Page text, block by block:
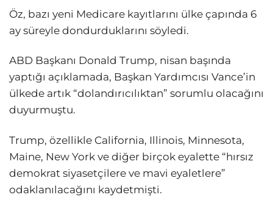
Öz, bazı yeni Medicare kayıtlarını ülke çapında 6
ay süreyle dondurduklarını söyledi.
ABD Başkanı Donald Trump, nisan başında
yaptığı açıklamada, Başkan Yardımcısı Vance’in
ülkede artık “dolandırıcılıktan” sorumlu olacağını
duyurmuştu.
Trump, özellikle California, Illinois, Minnesota,
Maine, New York ve diğer birçok eyalette “hırsız
demokrat siyasetçilere ve mavi eyaletlere”
odaklanılacağını kaydetmişti.